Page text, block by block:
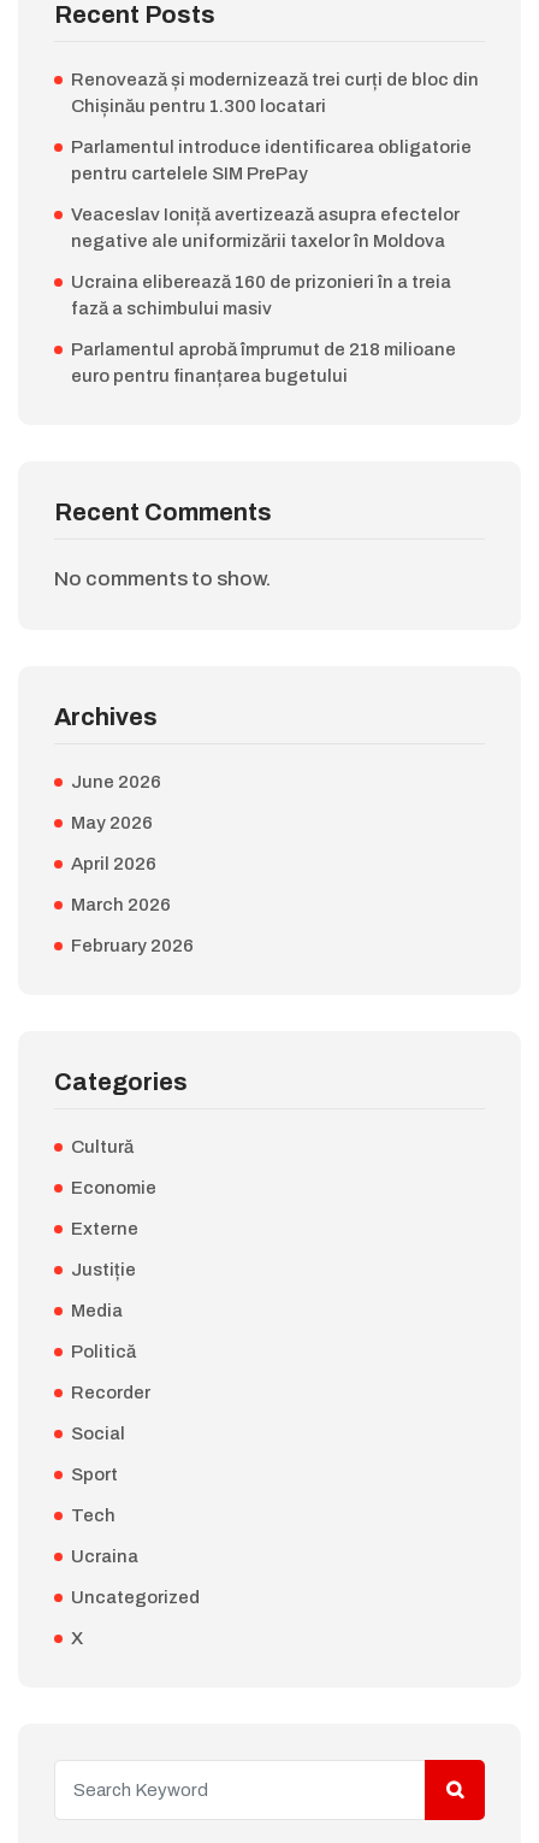
Recent Posts
Renovează și modernizează trei curți de bloc din
Chișinău pentru 1.300 locatari
Parlamentul introduce identificarea obligatorie
pentru cartelele SIM PrePay
Veaceslav Ioniță avertizează asupra efectelor
negative ale uniformizării taxelor în Moldova
Ucraina eliberează 160 de prizonieri în a treia
fază a schimbului masiv
Parlamentul aprobă împrumut de 218 milioane
euro pentru finanțarea bugetului
Recent Comments
No comments to show.
Archives
June 2026
May 2026
April 2026
March 2026
February 2026
Categories
Cultură
Economie
Externe
Justiție
Media
Politică
Recorder
Social
Sport
Tech
Ucraina
Uncategorized
X